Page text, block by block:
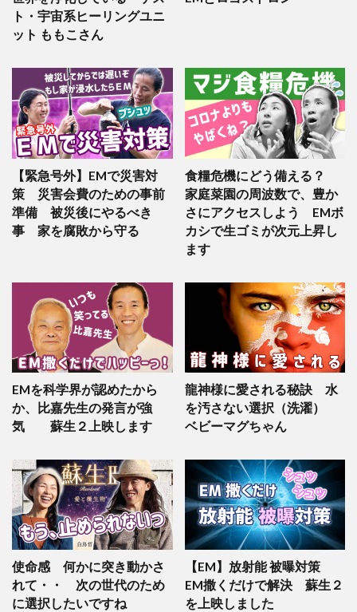
ト・宇宙系ヒーリングユニ
ット ももこさん
【緊急号外】EMで災害対
策 災害会費のための事前
準備 被災後にやるべき
事 家を腐敗から守る
食糧危機にどう備える？
家庭菜園の周波数で、豊か
さにアクセスしよう EMボ
カシで生ゴミが次元上昇し
ます
EMを科学界が認めたから
か、比嘉先生の発言が強
気 蘇生２上映します
龍神様に愛される秘訣 水
を汚さない選択（洗濯）
ベビーマグちゃん
使命感 何かに突き動かさ
れて・・ 次の世代のため
に選択したいですね
【EM】放射能 被曝対策
EM撒くだけで解決 蘇生２
を上映しました